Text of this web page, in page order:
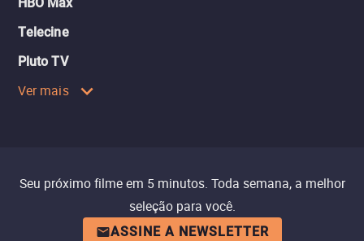
Telecine
Pluto TV
Ver mais
Seu próximo filme em 5 minutos. Toda semana, a melhor
seleção para você.
ASSINE A NEWSLETTER